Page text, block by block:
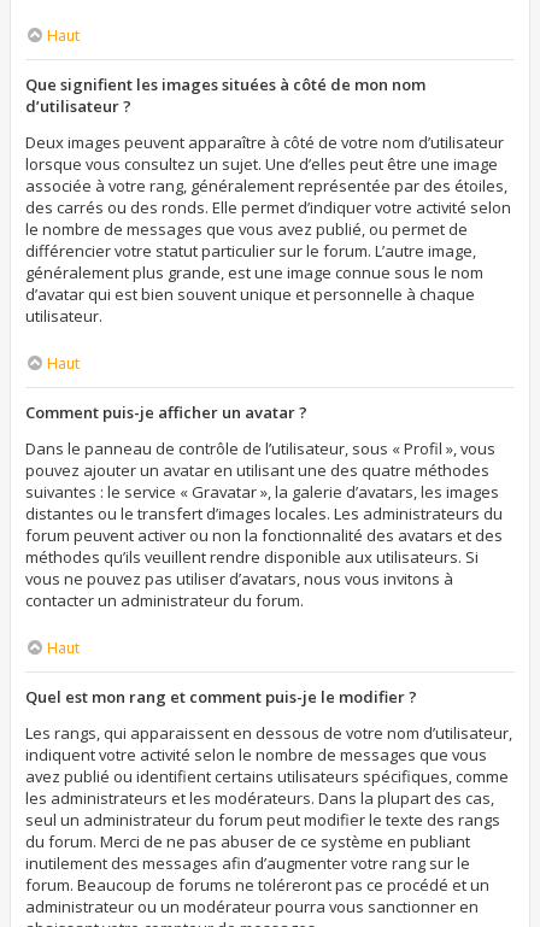
Haut
Que signifient les images situées à côté de mon nom
d’utilisateur ?
Deux images peuvent apparaître à côté de votre nom d’utilisateur
lorsque vous consultez un sujet. Une d’elles peut être une image
associée à votre rang, généralement représentée par des étoiles,
des carrés ou des ronds. Elle permet d’indiquer votre activité selon
le nombre de messages que vous avez publié, ou permet de
différencier votre statut particulier sur le forum. L’autre image,
généralement plus grande, est une image connue sous le nom
d’avatar qui est bien souvent unique et personnelle à chaque
utilisateur.
Haut
Comment puis-je afficher un avatar ?
Dans le panneau de contrôle de l’utilisateur, sous « Profil », vous
pouvez ajouter un avatar en utilisant une des quatre méthodes
suivantes : le service « Gravatar », la galerie d’avatars, les images
distantes ou le transfert d’images locales. Les administrateurs du
forum peuvent activer ou non la fonctionnalité des avatars et des
méthodes qu’ils veuillent rendre disponible aux utilisateurs. Si
vous ne pouvez pas utiliser d’avatars, nous vous invitons à
contacter un administrateur du forum.
Haut
Quel est mon rang et comment puis-je le modifier ?
Les rangs, qui apparaissent en dessous de votre nom d’utilisateur,
indiquent votre activité selon le nombre de messages que vous
avez publié ou identifient certains utilisateurs spécifiques, comme
les administrateurs et les modérateurs. Dans la plupart des cas,
seul un administrateur du forum peut modifier le texte des rangs
du forum. Merci de ne pas abuser de ce système en publiant
inutilement des messages afin d’augmenter votre rang sur le
forum. Beaucoup de forums ne toléreront pas ce procédé et un
administrateur ou un modérateur pourra vous sanctionner en